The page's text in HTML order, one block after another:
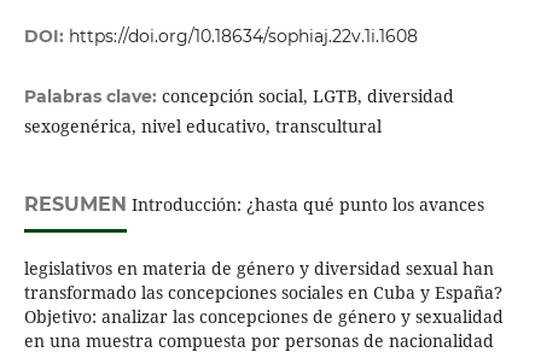
DOI: https://doi.org/10.18634/sophiaj.22v.1i.1608
Palabras clave: concepción social, LGTB, diversidad
sexogenérica, nivel educativo, transcultural
RESUMEN Introducción: ¿hasta qué punto los avances
legislativos en materia de género y diversidad sexual han
transformado las concepciones sociales en Cuba y España?
Objetivo: analizar las concepciones de género y sexualidad
en una muestra compuesta por personas de nacionalidad